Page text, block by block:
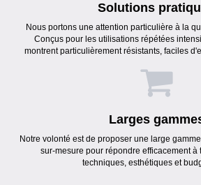
Solutions
Nous portons une attention particulière à la
Conçus pour les utilisations répétées
montrent particulièrement résistants, faciles
Larges
Notre volonté est de proposer une large
sur-mesure pour répondre efficacement à
techniques, esthétiques et